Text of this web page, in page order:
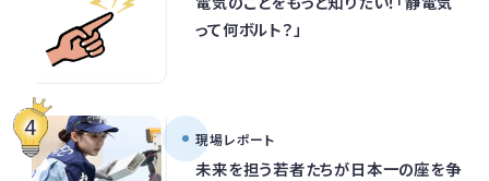
って何ボルト？」
現場レポート
未来を担う若者たちが日本一の座を争